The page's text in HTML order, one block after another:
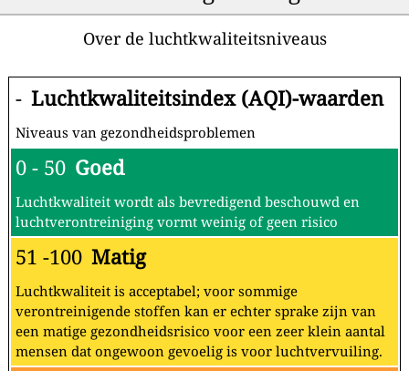
Over de luchtkwaliteitsniveaus
- Luchtkwaliteitsindex (AQI)-waarden
Niveaus van gezondheidsproblemen
0 - 50 Goed
Luchtkwaliteit wordt als bevredigend beschouwd en
luchtverontreiniging vormt weinig of geen risico
51 -100 Matig
Luchtkwaliteit is acceptabel; voor sommige
verontreinigende stoffen kan er echter sprake zijn van
een matige gezondheidsrisico voor een zeer klein aantal
mensen dat ongewoon gevoelig is voor luchtvervuiling.